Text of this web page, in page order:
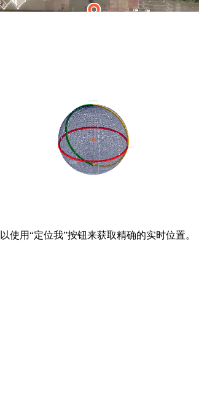
用“定位我”按钮来获取精确的实时位置。